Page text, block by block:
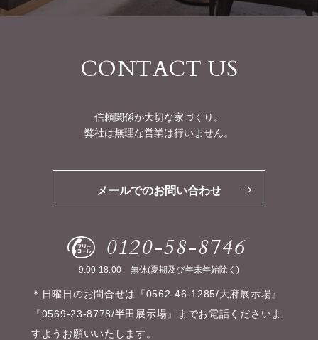
CONTACT US
信頼関係が大切な家づくり。
弊社は無理な営業は行いません。
メールでのお問い合わせ
0120-58-8746
9:00-18:00 無休(夏期及び年末年始除く)
＊日曜日のお問合せは『0562-46-1285/大府展示場』
『0569-23-8778/半田展示場』までお電話くださいま
すようお願いいたします。